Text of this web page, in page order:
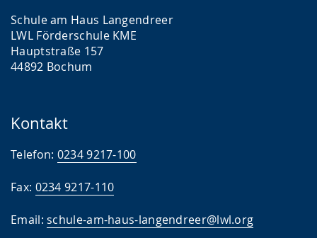
Schule am Haus Langendreer
LWL Förderschule KME
Hauptstraße 157
44892 Bochum
Kontakt
Telefon: 0234 9217-100
Fax: 0234 9217-110
Email:schule-am-haus-langendreer@lwl.org